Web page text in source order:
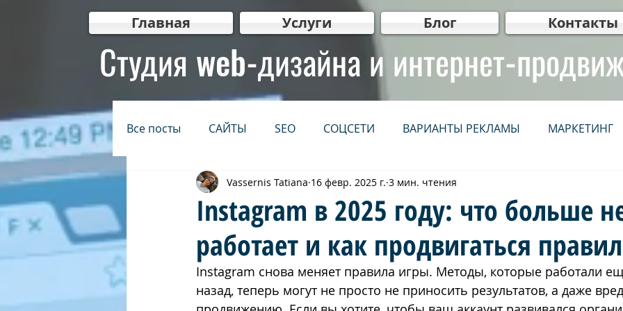
Главная Услуги Блог Контакты
Студия web-дизайна и интернет-
Все посты САЙТЫ SEO СОЦСЕТИ ВАРИАНТЫ РЕКЛАМЫ МАРКЕТИНГ
БЕЗОПАСНОСТЬ ИНТЕРНЕТ СЕРВИСЫ IT
КРЕАТИВ Видеомаркетинг Видеопродакшн Для бизнеса ВИДЕО
בניית אתרים לעסקים פרסום בגוגל קידום אתרים אורגני (SEO) שיווק ברשתות חברתיות
Instagram в 2025 году: что больше
работает и как продвигаться
Vassernis Tatiana 16 февр. 2025 г. 3 мин. чтения
Instagram снова меняет правила игры. Методы, которые работали
назад, теперь могут не просто не приносить результатов, а даже